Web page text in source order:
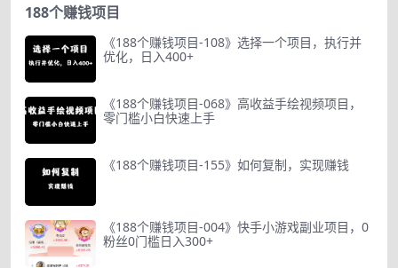
188个赚钱项目
《188个赚钱项目-108》选择一个项目，执行并
优化，日入400+
《188个赚钱项目-068》高收益手绘视频项目，
零门槛小白快速上手
《188个赚钱项目-155》如何复制，实现赚钱
《188个赚钱项目-004》快手小游戏副业项目，0
粉丝0门槛日入300+